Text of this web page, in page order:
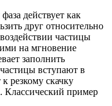
действует как
друг относительно
частицы
на мгновение
заполнить
вступают в
резкому скачку
Классический пример